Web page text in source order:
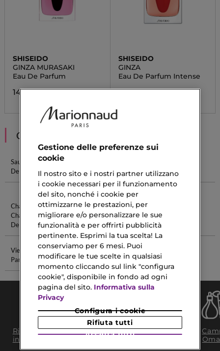
SHISEIDO
GINZA MURASAKI
Eau De Parfum
140,90 €
SHISEIDO
GINZA
Eau De Parfum Intense
80,32 €
CONSIGLIATI PER TE
Sauvage Eau
De Parfum
Miss Dior Eau
De Parfum
Eau De
Parfum
Shiseido
Chanel
Chance Eau
De Parfum
Mascara
Tubing
Scandal
Profumo
Uomo
Vie Est Belle
Parfum
Crema Viso
Aloe Vera
Ritiro in negozio
in 2H
Consegna Gratuita
da 35€​ in 24/48H
Gestione delle preferenze sui
cookie
Il nostro sito e i nostri partner utilizzano
i cookie necessari per il funzionamento
del sito, nonché i cookie per
ottimizzarne le prestazioni, per
migliorare e/o personalizzare le sue
funzionalità e per offrirti pubblicità
pertinente. Esprimi la tua scelta! La
conserviamo per 6 mesi. Puoi
modificare le tue scelte in qualsiasi
momento cliccando sul link "configura
cookie", disponibile in fondo ad ogni
pagina del sito. Informativa sulla
Privacy
Configura i cookie
Rifiuta tutti
Accetta tutti